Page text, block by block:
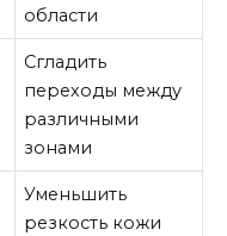
области
Сгладить
переходы между
различными
зонами
Уменьшить
резкость кожи